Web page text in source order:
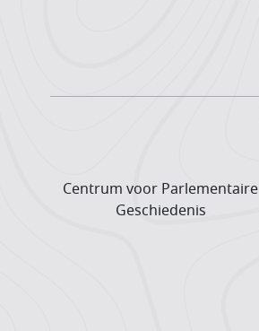
Centrum voor Parlementaire
Geschiedenis